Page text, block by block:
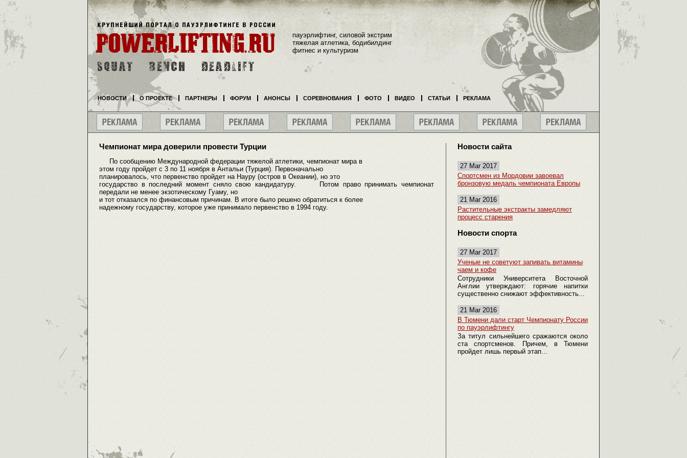
Чемпионат мира доверили провести Турции
По сообщению Международной федерации тяжелой атлетики, чемпионат мира в
этом году пройдет с 3 по 11 ноября в Антальи (Турция). Первоначально
планировалось, что первенство пройдет на Науру (остров в Океании), но это
государство в последний момент сняло свою кандидатуру. Потом право принимать чемпионат
передали не менее экзотическому Гуаму, но
и тот отказался по финансовым причинам. В итоге было решено обратиться к более
надежному государству, которое уже принимало первенство в 1994 году.
Новости сайта
27 Mar 2017
Спортсмен из Мордовии завоевал
бронзовую медаль чемпионата Европы
21 Mar 2016
Растительные экстракты замедляют
процесс старения
Новости спорта
27 Mar 2017
Ученые не советуют запивать витамины
чаем и кофе
Сотрудники Университета Восточной
Англии утверждают: горячие напитки
существенно снижают эффективность...
21 Mar 2016
В Тюмени дали старт Чемпионату России
по пауэрлифтингу
За титул сильнейшего сражаются около
ста спортсменов. Причем, в Тюмени
пройдет лишь первый этап...
пауэрлифтинг, силовой экстрим
тяжелая атлетика, бодибилдинг
фитнес и культуризм
НОВОСТИ О ПРОЕКТЕ ПАРТНЕРЫ ФОРУМ АНОНСЫ СОРЕВНОВАНИЯ ФОТО ВИДЕО СТАТЬИ РЕКЛАМА